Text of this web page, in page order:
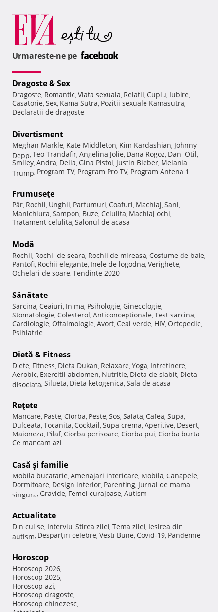
Urmareste-ne pe
Dragoste & Sex
Dragoste, Romantic, Viata sexuala, Relatii, Cuplu, Iubire,
Casatorie, Sex, Kama Sutra, Pozitii sexuale Kamasutra,
Declaratii de dragoste
Divertisment
Meghan Markle, Kate Middleton, Kim Kardashian, Johnny
Depp, Teo Trandafir, Angelina Jolie, Dana Rogoz, Dani Otil,
Smiley, Andra, Delia, Gina Pistol, Justin Bieber, Melania
Trump, Program TV, Program Pro TV, Program Antena 1
Frumuseţe
Păr, Rochii, Unghii, Parfumuri, Coafuri, Machiaj, Sani,
Manichiura, Sampon, Buze, Celulita, Machiaj ochi,
Tratament celulita, Salonul de acasa
Modă
Rochii, Rochii de seara, Rochii de mireasa, Costume de baie,
Pantofi, Rochii elegante, Inele de logodna, Verighete,
Ochelari de soare, Tendinte 2020
Sănătate
Sarcina, Ceaiuri, Inima, Psihologie, Ginecologie,
Stomatologie, Colesterol, Anticonceptionale, Test sarcina,
Cardiologie, Oftalmologie, Avort, Ceai verde, HIV, Ortopedie,
Psihiatrie
Dietă & Fitness
Diete, Fitness, Dieta Dukan, Relaxare, Yoga, Intretinere,
Aerobic, Exercitii abdomen, Nutritie, Dieta de slabit, Dieta
disociata, Silueta, Dieta ketogenica, Sala de acasa
Reţete
Mancare, Paste, Ciorba, Peste, Sos, Salata, Cafea, Supa,
Dulceata, Tocanita, Cocktail, Supa crema, Aperitive, Desert,
Maioneza, Pilaf, Ciorba perisoare, Ciorba pui, Ciorba burta,
Ce mancam azi
Casă şi familie
Mobila bucatarie, Amenajari interioare, Mobila, Canapele,
Dormitoare, Design interior, Parenting, Jurnal de mama
singura, Gravide, Femei curajoase, Autism
Actualitate
Din culise, Interviu, Stirea zilei, Tema zilei, Iesirea din
autism, Despărţiri celebre, Vesti Bune, Covid-19, Pandemie
Horoscop
Horoscop 2026,
Horoscop 2025,
Horoscop azi,
Horoscop dragoste,
Horoscop chinezesc,